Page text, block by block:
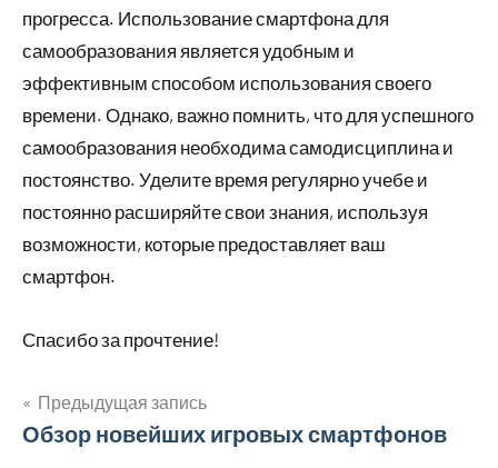
прогресса. Использование смартфона для
самообразования является удобным и
эффективным способом использования своего
времени. Однако, важно помнить, что для успешного
самообразования необходима самодисциплина и
постоянство. Уделите время регулярно учебе и
постоянно расширяйте свои знания, используя
возможности, которые предоставляет ваш
смартфон.
Спасибо за прочтение!
Навигация
Предыдущая запись
Обзор новейших игровых смартфонов